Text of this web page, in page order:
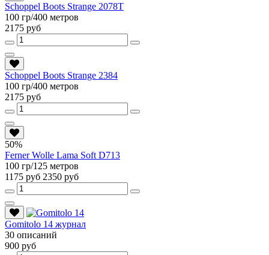
Schoppel Boots Strange 2078T
100 гр/400 метров
2175 руб
Schoppel Boots Strange 2384
100 гр/400 метров
2175 руб
50%
Ferner Wolle Lama Soft D713
100 гр/125 метров
1175 руб 2350 руб
Gomitolo 14 журнал
30 описаний
900 руб